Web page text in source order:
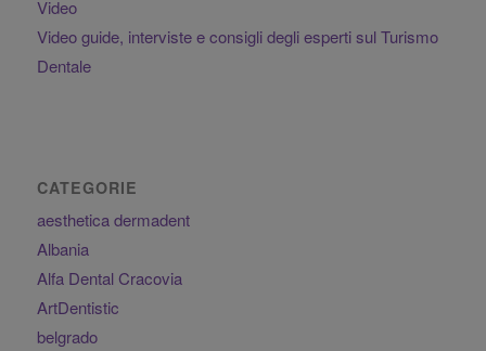
Video
Video guide, interviste e consigli degli esperti sul Turismo
Dentale
CATEGORIE
aesthetica dermadent
Albania
Alfa Dental Cracovia
ArtDentistic
belgrado